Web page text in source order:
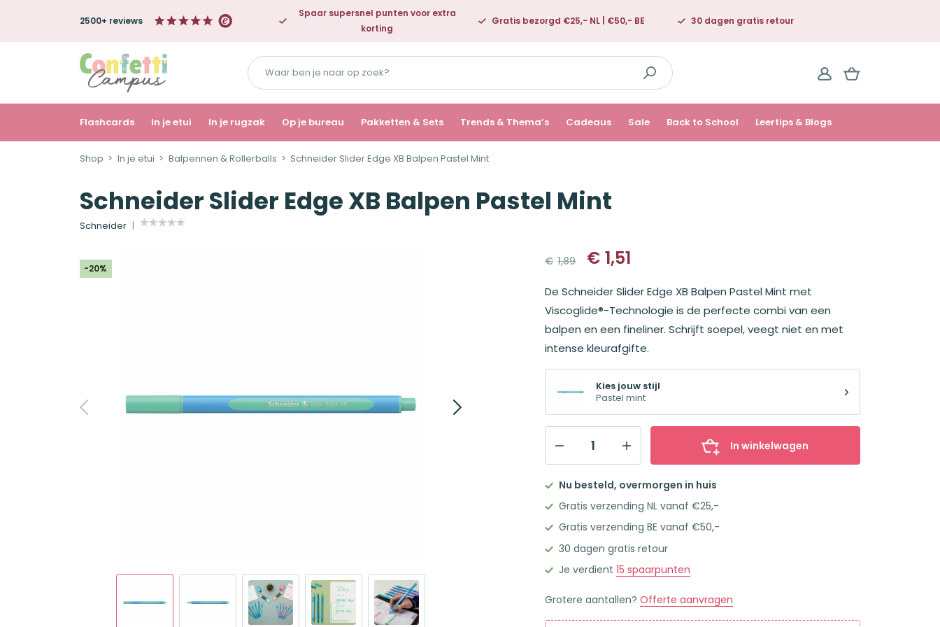
2500+ reviews
Spaar supersnel punten voor extra
korting
Gratis bezorgd €25,- NL | €50,- BE 30 dagen gratis retour
Waar
ben
je
naar
op
zoek?
Flashcards In je etui In je rugzak Op je bureau Pakketten & Sets Trends & Thema’s Cadeaus Sale Back to School Leertips & Blogs
Shop In je etui Balpennen & Rollerballs Schneider Slider Edge XB Balpen Pastel Mint
Schneider Slider Edge XB Balpen Pastel Mint
Schneider
-20%
€ 1,89
Oorspronkelijke
prijs
was:
€1,89.
€ 1,51
Huidige
prijs
is:
€1,51.
De Schneider Slider Edge XB Balpen Pastel Mint met
Viscoglide®-Technologie is de perfecte combi van een
balpen en een fineliner. Schrijft soepel, veegt niet en met
intense kleurafgifte.
Kies jouw stijl
Pastel mint
Schneider
Edge
XB
Balpen
Pastel
Mint
In winkelwagen
Nu besteld, overmorgen in huis
Gratis verzending NL vanaf €25,-
Gratis verzending BE vanaf €50,-
30 dagen gratis retour
Je verdient 15 spaarpunten
Grotere aantallen? Offerte aanvragen